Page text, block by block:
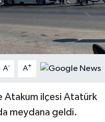
A- A+
Atakum ilçesi Atatürk
meydana geldi.